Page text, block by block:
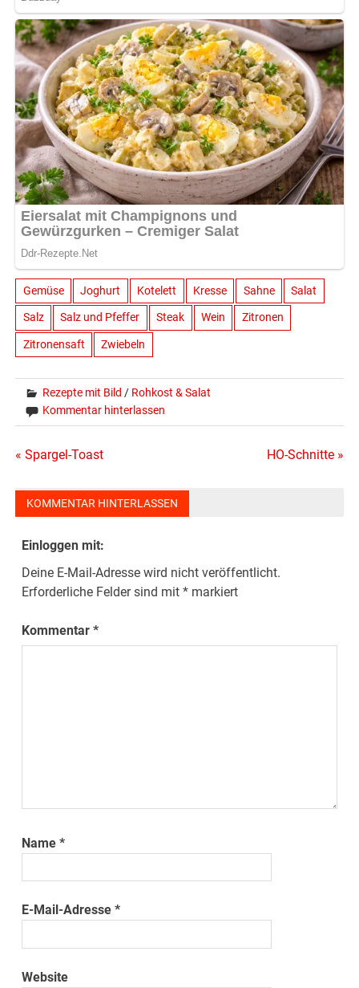
Gemüse Joghurt Kotelett Kresse Sahne Salat
Salz Salz und Pfeffer Steak Wein Zitronen
Zitronensaft Zwiebeln
Rezepte mit Bild / Rohkost & Salat
Kommentar hinterlassen
Beitragsnavigation
« Spargel-Toast HO-Schnitte »
KOMMENTAR HINTERLASSEN
Einloggen mit:
Deine E-Mail-Adresse wird nicht veröffentlicht.
Erforderliche Felder sind mit* markiert
Kommentar*
Name*
E-Mail-Adresse*
Website